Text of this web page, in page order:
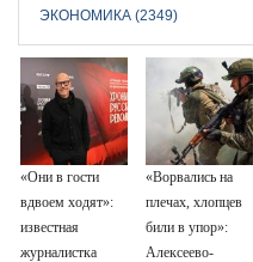
ЭКОНОМИКА (2349)
«Они в гости
вдвоем ходят»:
известная
журналистка
«Ворвались на
плечах, хлопцев
били в упор»:
Алексеево-